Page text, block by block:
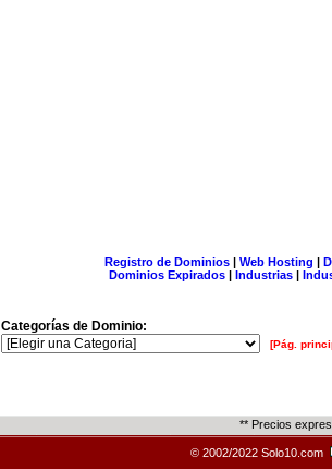
Registro de Dominios| Web Hosting |
Dominios Expirados | Industrias |
Categorías de Dominio:
[Pág.
** Precios
© 2002/2022 Solo10.com